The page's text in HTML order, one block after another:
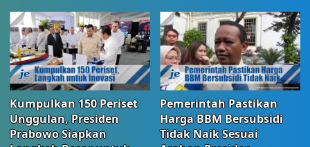
Kumpulkan 150 Periset
Unggulan, Presiden
Prabowo Siapkan
Pemerintah Pastikan
Harga BBM Bersubsidi
Tidak Naik Sesuai